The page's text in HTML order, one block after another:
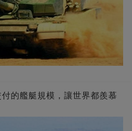
的艦艇規模，讓世界都羨慕